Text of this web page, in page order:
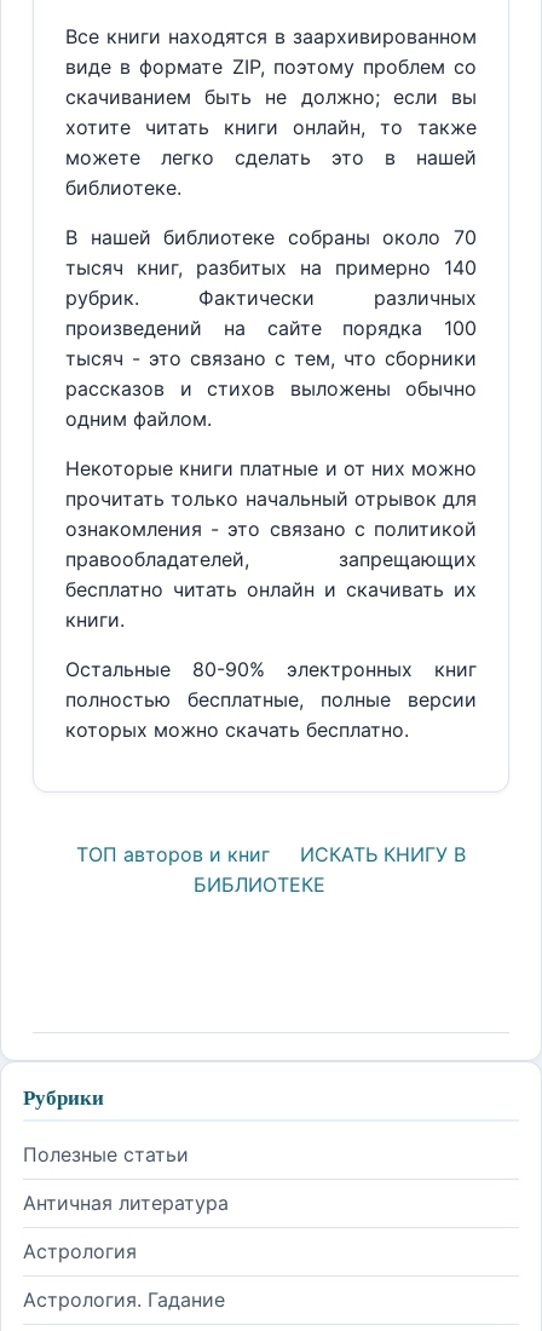
Все книги находятся в заархивированном
виде в формате ZIP, поэтому проблем со
скачиванием быть не должно; если вы
хотите читать книги онлайн, то также
можете легко сделать это в нашей
библиотеке.
В нашей библиотеке собраны около 70
тысяч книг, разбитых на примерно 140
рубрик. Фактически различных
произведений на сайте порядка 100
тысяч - это связано с тем, что сборники
рассказов и стихов выложены обычно
одним файлом.
Некоторые книги платные и от них можно
прочитать только начальный отрывок для
ознакомления - это связано с политикой
правообладателей, запрещающих
бесплатно читать онлайн и скачивать их
книги.
Остальные 80-90% электронных книг
полностью бесплатные, полные версии
которых можно скачать бесплатно.
ТОП авторов и книг
ИСКАТЬ КНИГУ В
БИБЛИОТЕКЕ
Рубрики
Полезные статьи
Античная литература
Астрология
Астрология. Гадание